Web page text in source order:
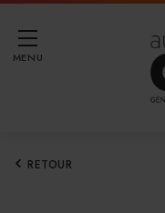
MENU
RETOUR